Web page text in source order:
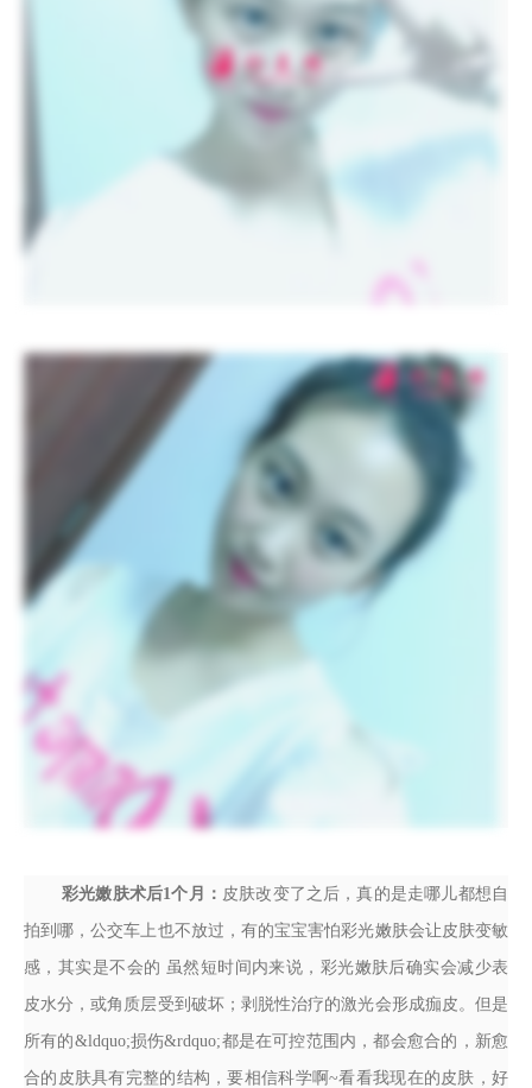
彩光嫩肤术后1个月： 皮肤改变了之后，真的是走哪儿都想自
拍到哪，公交车上也不放过，有的宝宝害怕彩光嫩肤会让皮肤变敏
感，其实是不会的 虽然短时间内来说，彩光嫩肤后确实会减少表
皮水分，或角质层受到破坏；剥脱性治疗的激光会形成痂皮。但是
所有的&ldquo;损伤&rdquo;都是在可控范围内，都会愈合的，新愈
合的皮肤具有完整的结构，要相信科学啊~看看我现在的皮肤，好